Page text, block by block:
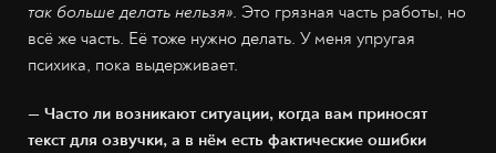
так больше делать нельзя». Это грязная часть работы, но
всё же часть. Её тоже нужно делать. У меня упругая
психика, пока выдерживает.
— Часто ли возникают ситуации, когда вам приносят
текст для озвучки, а в нём есть фактические ошибки